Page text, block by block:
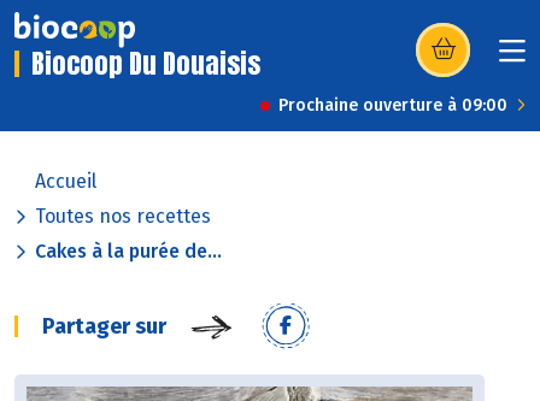
Biocoop Du Douaisis (s’ouvre dans
Prochaine ouverture à 09:00
Accueil
Toutes nos recettes
Cakes à la purée de...
Partager sur